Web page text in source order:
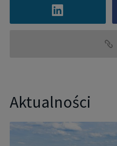
Aktualności